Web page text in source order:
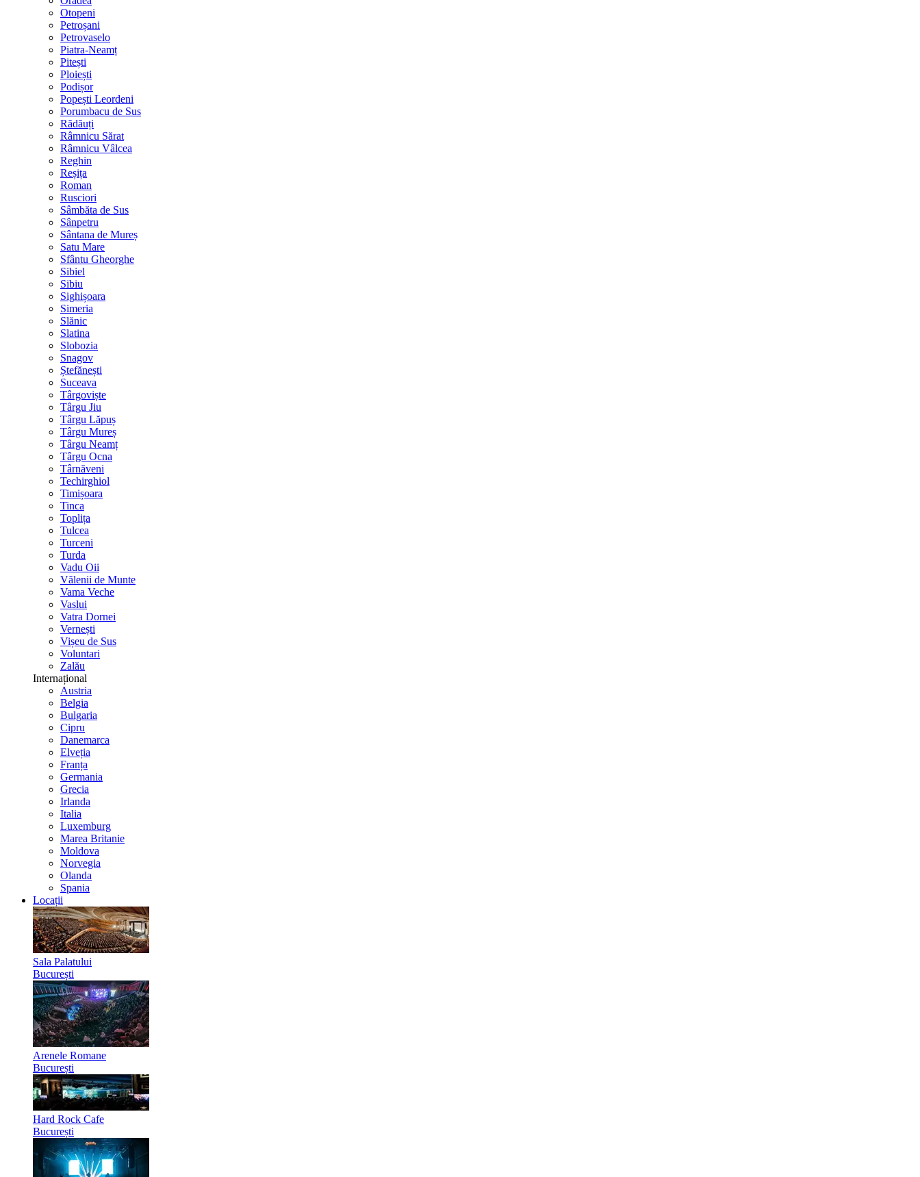
Otopeni
Petroșani
Petrovaselo
Piatra-Neamț
Pitești
Ploiești
Podișor
Popești Leordeni
Porumbacu de Sus
Rădăuți
Râmnicu Sărat
Râmnicu Vâlcea
Reghin
Reșița
Roman
Rusciori
Sâmbăta de Sus
Sânpetru
Sântana de Mureș
Satu Mare
Sfântu Gheorghe
Sibiel
Sibiu
Sighișoara
Simeria
Slănic
Slatina
Slobozia
Snagov
Ștefănești
Suceava
Târgoviște
Târgu Jiu
Târgu Lăpuș
Târgu Mureș
Târgu Neamț
Târgu Ocna
Târnăveni
Techirghiol
Timișoara
Tinca
Toplița
Tulcea
Turceni
Turda
Vadu Oii
Vălenii de Munte
Vama Veche
Vaslui
Vatra Dornei
Vernești
Vișeu de Sus
Voluntari
Zalău
Internațional
Austria
Belgia
Bulgaria
Cipru
Danemarca
Elveția
Franța
Germania
Grecia
Irlanda
Italia
Luxemburg
Marea Britanie
Moldova
Norvegia
Olanda
Spania
Locații
Sala Palatului
București
Arenele Romane
București
Hard Rock Cafe
București